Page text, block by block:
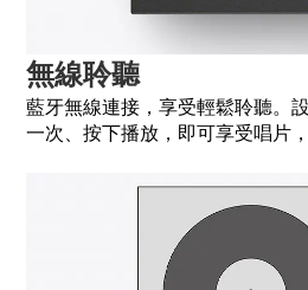
無線聆聽
藍牙無線連接，享受輕鬆聆聽。
一次、按下播放，即可享受唱片